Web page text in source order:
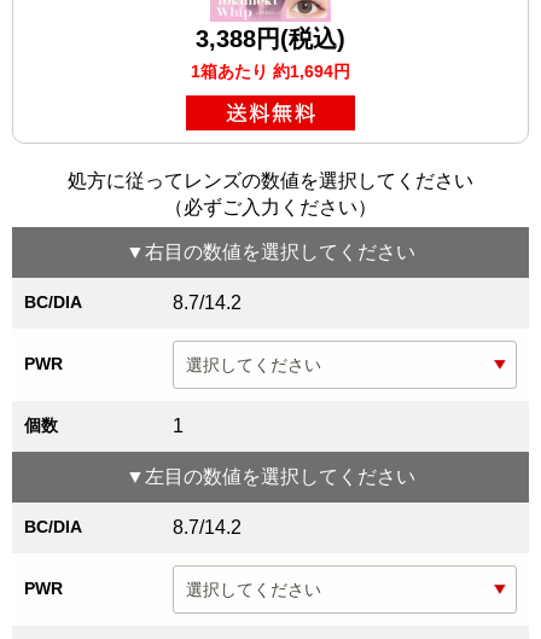
3,388円(税込)
1箱あたり 約1,694円
処方に従ってレンズの数値を選択してください
（必ずご入力ください）
▼右目 の数値を選択してください
BC/DIA 8.7/14.2
PWR
個数 1
▼ 左目 の数値を選択してください
BC/DIA 8.7/14.2
PWR